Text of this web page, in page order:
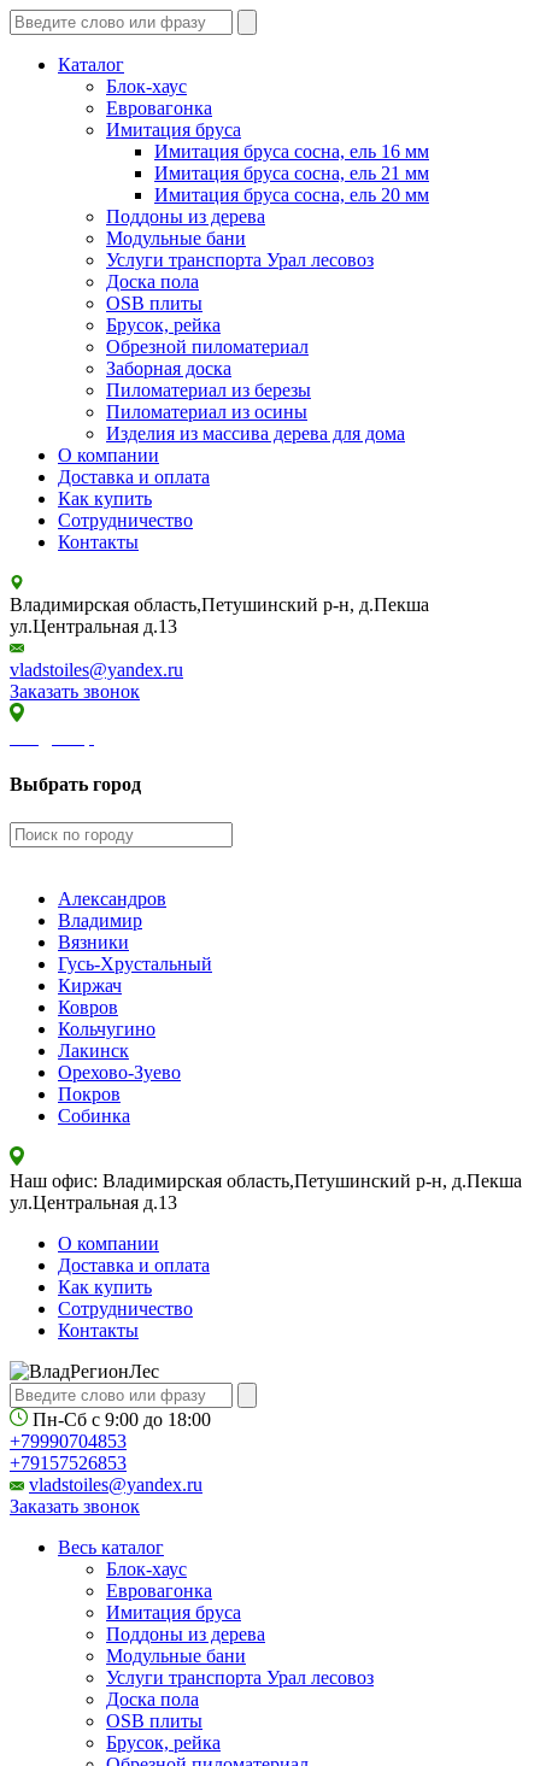
Каталог
Блок-хаус
Евровагонка
Имитация бруса
Имитация бруса сосна, ель 16 мм
Имитация бруса сосна, ель 21 мм
Имитация бруса сосна, ель 20 мм
Поддоны из дерева
Модульные бани
Услуги транспорта Урал лесовоз
Доска пола
OSB плиты
Брусок, рейка
Обрезной пиломатериал
Заборная доска
Пиломатериал из березы
Пиломатериал из осины
Изделия из массива дерева для дома
О компании
Доставка и оплата
Как купить
Сотрудничество
Контакты
Владимирская область,Петушинский р-н, д.Пекша
ул.Центральная д.13
vladstoiles@yandex.ru
Заказать звонок
Выбрать город
Александров
Владимир
Вязники
Гусь-Хрустальный
Киржач
Ковров
Кольчугино
Лакинск
Орехово-Зуево
Покров
Собинка
Наш офис: Владимирская область,Петушинский р-н, д.Пекша
ул.Центральная д.13
О компании
Доставка и оплата
Как купить
Сотрудничество
Контакты
Пн-Сб с 9:00 до 18:00
+79990704853
+79157526853
vladstoiles@yandex.ru
Заказать звонок
Весь каталог
Блок-хаус
Евровагонка
Имитация бруса
Поддоны из дерева
Модульные бани
Услуги транспорта Урал лесовоз
Доска пола
OSB плиты
Брусок, рейка